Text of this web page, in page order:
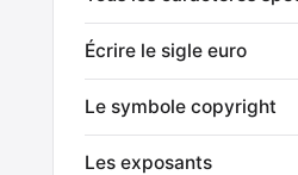
Écrire le sigle euro
Le symbole copyright
Les exposants